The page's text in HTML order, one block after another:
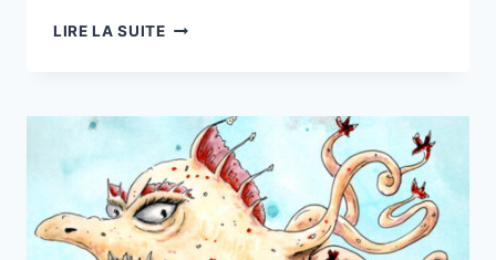
LIRE LA SUITE« BESTIAIRE
LE
MIDI
LIBRE